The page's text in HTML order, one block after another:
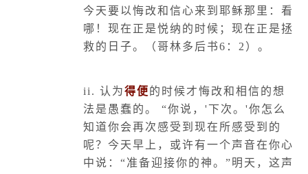
今天要以悔改和信心来到耶稣那里：看
哪！现在正是悦纳的时候；现在正是拯
救的日子。（哥林多后书6 ： 2 ）。
ii. 认为得便的时候才悔改和相信的想
法是愚蠢的。 “你说， '下次。 '你怎么
知道你会再次感受到现在所感受到的
呢？今天早上，或许有一个声音在你心
中说：“准备迎接你的神。”明天，这声